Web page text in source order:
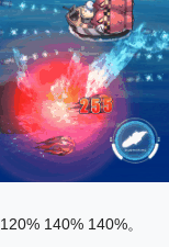
140% 140%。